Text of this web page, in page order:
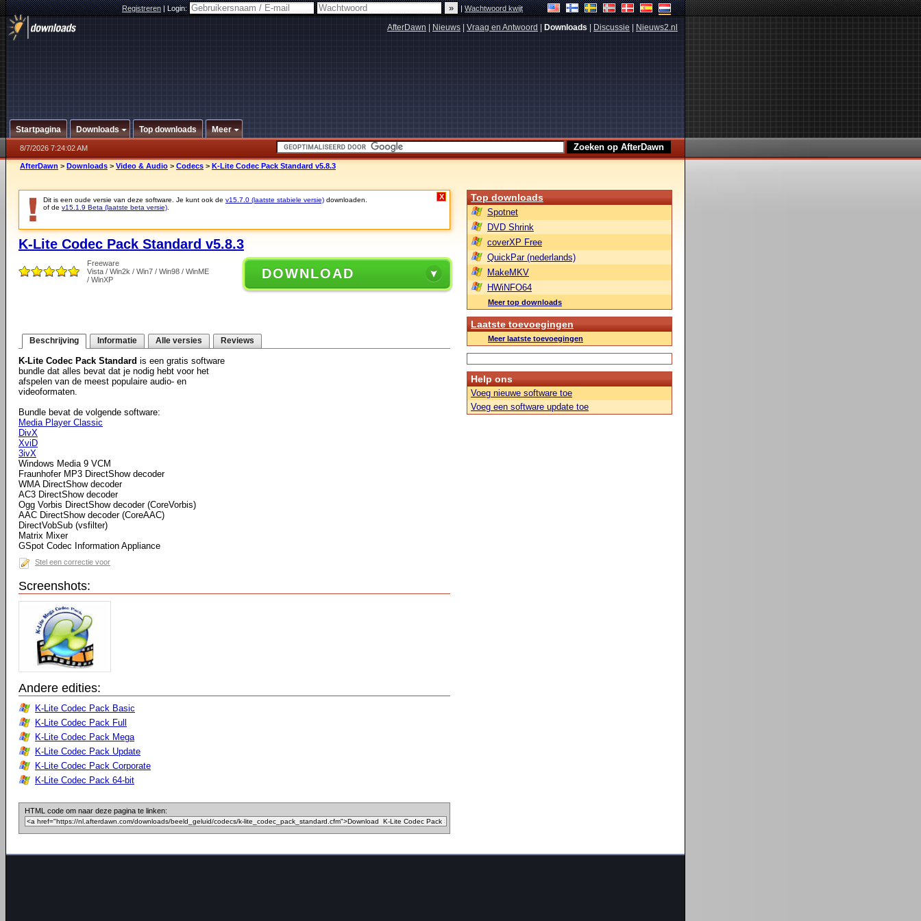
Registreren|Login: |Wachtwoord kwijt
AfterDawn Nieuws Vraag en Antwoord Downloads Discussie Nieuws2.nl
Startpagina Downloads Top downloads Meer
8/7/2026 7:24:02 AM
AfterDawn > Downloads > Video & Audio > Codecs > K-Lite Codec Pack Standard v5.8.3
Dit is een oude versie van deze software. Je kunt ook de v15.7.0 (laatste stabiele versie) downloaden.
of de v15.1.9 Beta (laatste beta versie)
X
K-Lite Codec Pack Standard v5.8.3
Freeware
Vista / Win2k / Win7 / Win98 / WinME
/ WinXP
DOWNLOAD
Beschrijving Informatie Alle versies Reviews
K-Lite Codec Pack Standard is een gratis software
bundle dat alles bevat dat je nodig hebt voor het
afspelen van de meest populaire audio- en
videoformaten.
Bundle bevat de volgende software:
Media Player Classic
DivX
XviD
3ivX
Windows Media 9 VCM
Fraunhofer MP3 DirectShow decoder
WMA DirectShow decoder
AC3 DirectShow decoder
Ogg Vorbis DirectShow decoder (CoreVorbis)
AAC DirectShow decoder (CoreAAC)
DirectVobSub (vsfilter)
Matrix Mixer
GSpot Codec Information Appliance
Stel een correctie voor
Screenshots:
Andere edities:
K-Lite Codec Pack Basic
K-Lite Codec Pack Full
K-Lite Codec Pack Mega
K-Lite Codec Pack Update
K-Lite Codec Pack Corporate
K-Lite Codec Pack 64-bit
HTML code om naar deze pagina te linken:
Top downloads
Spotnet
DVD Shrink
coverXP Free
QuickPar (nederlands)
MakeMKV
HWiNFO64
Meer top downloads
Laatste toevoegingen
Meer laatste toevoegingen
Help ons
Voeg nieuwe software toe
Voeg een software update toe